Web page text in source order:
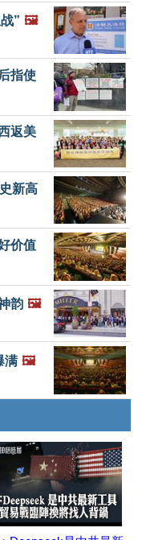
” 🖼️
指使
返美
新高
价值
韵 🖼️
满 🖼️